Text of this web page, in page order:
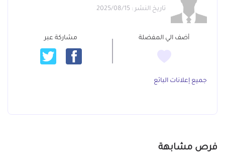
تاريخ النشر : 2025/08/15
أضف الي المفضلة مشاركة عبر
جميع إعلانات البائع
فرص مشابهة